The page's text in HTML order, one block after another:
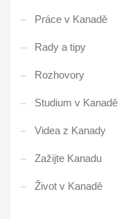
Práce v Kanadě
Rady a tipy
Rozhovory
Studium v Kanadě
Videa z Kanady
Zažijte Kanadu
Život v Kanadě